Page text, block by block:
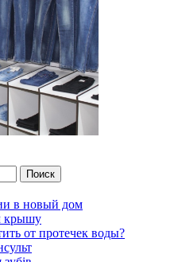
в новый дом
крышу
от протечек воды?